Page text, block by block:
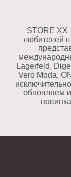
STORE XX
любителей
Lagerfeld,
Vero Moda,
обновляем